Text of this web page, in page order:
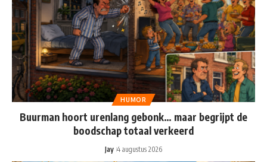
HUMOR
Buurman hoort urenlang gebonk… maar begrijpt de
boodschap totaal verkeerd
Jay 4 augustus 2026